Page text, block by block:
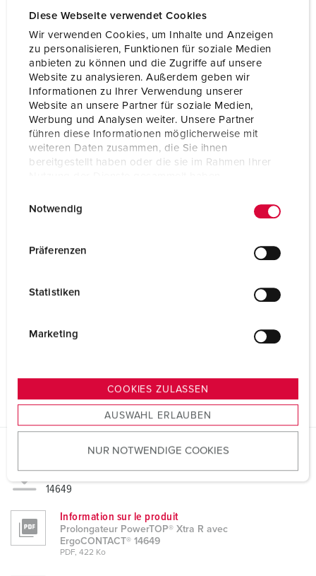
Diese Webseite verwendet Cookies
Wir verwenden Cookies, um Inhalte und Anzeigen
zu personalisieren, Funktionen für soziale Medien
anbieten zu können und die Zugriffe auf unsere
Website zu analysieren. Außerdem geben wir
Informationen zu Ihrer Verwendung unserer
Website an unsere Partner für soziale Medien,
Werbung und Analysen weiter. Unsere Partner
führen diese Informationen möglicherweise mit
weiteren Daten zusammen, die Sie ihnen
bereitgestellt haben oder die sie im Rahmen Ihrer
s
u
w
a
l
Notwendig
Präferenzen
Statistiken
Marketing
COOKIES ZULASSEN
AUSWAHL ERLAUBEN
NUR NOTWENDIGE COOKIES
14649
Information sur le produit
Prolongateur PowerTOP® Xtra R avec
ErgoCONTACT® 14649
PDF, 422 Ko